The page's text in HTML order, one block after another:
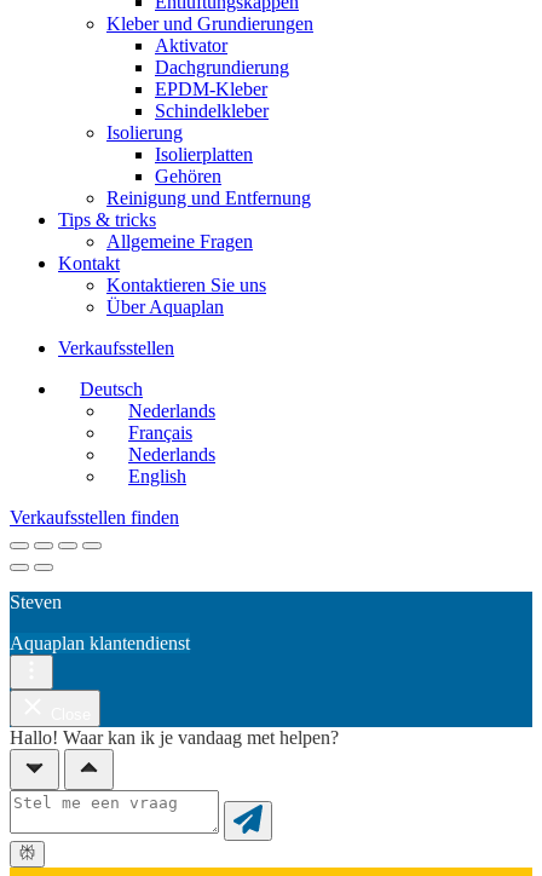
Kleber und Grundierungen
Aktivator
Dachgrundierung
EPDM-Kleber
Schindelkleber
Isolierung
Isolierplatten
Gehören
Reinigung und Entfernung
Tips & tricks
Allgemeine Fragen
Kontakt
Kontaktieren Sie uns
Über Aquaplan
Verkaufsstellen
Deutsch
Nederlands
Français
Nederlands
English
Verkaufsstellen finden
Steven
Aquaplan klantendienst
Hallo! Waar kan ik je vandaag met helpen?